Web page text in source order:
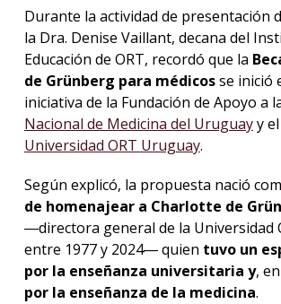
Durante la actividad de presentación
la Dra. Denise Vaillant, decana del
Educación de ORT, recordó que la
de Grünberg para médicosse inició
iniciativa de la Fundación de Apoyo a
Nacional de Medicina del Uruguayy el
Universidad ORT Uruguay.
Según explicó, la propuesta nació
de homenajear a Charlotte de
―directora general de la Universidad
entre 1977 y 2024― quien tuvo un
por la enseñanza universitaria y,
por la enseñanza de la medicina.